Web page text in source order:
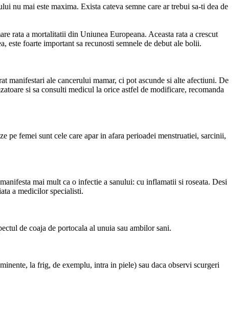
nu mai este maxima. Exista cateva semne care ar trebui sa-ti dea de
rata a mortalitatii din Uniunea Europeana. Aceasta rata a crescut
foarte important sa recunosti semnele de debut ale bolii.
manifestari ale cancerului mamar, ci pot ascunde si alte afectiuni. De
si sa consulti medicul la orice astfel de modificare, recomanda
pe femei sunt cele care apar in afara perioadei menstruatiei, sarcinii,
mai mult ca o infectie a sanului: cu inflamatii si roseata. Desi
a medicilor specialisti.
de coaja de portocala al unuia sau ambilor sani.
la frig, de exemplu, intra in piele) sau daca observi scurgeri